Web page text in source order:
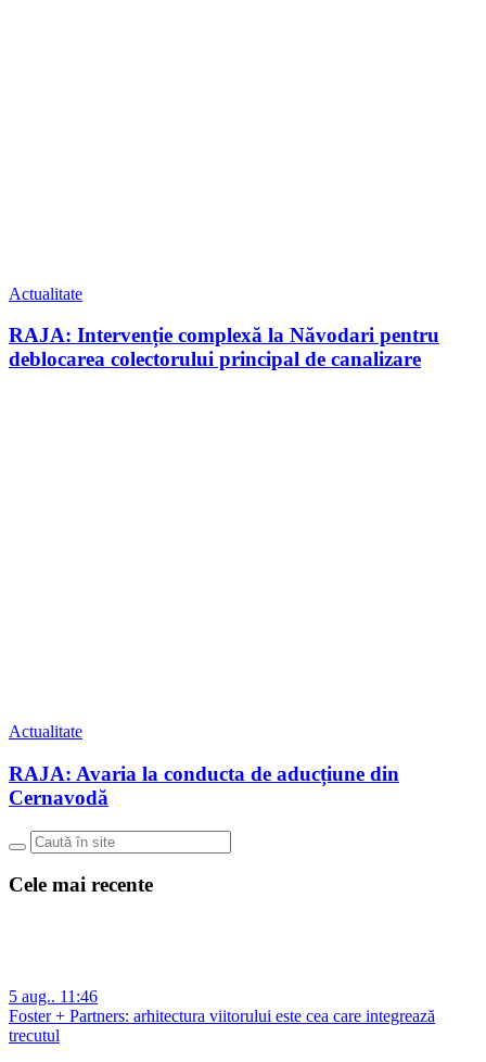
Actualitate
RAJA: Intervenție complexă la Năvodari pentru
deblocarea colectorului principal de canalizare
Actualitate
RAJA: Avaria la conducta de aducțiune din
Cernavodă
Cele mai recente
5 aug.. 11:46
Foster + Partners: arhitectura viitorului este cea care integrează
trecutul